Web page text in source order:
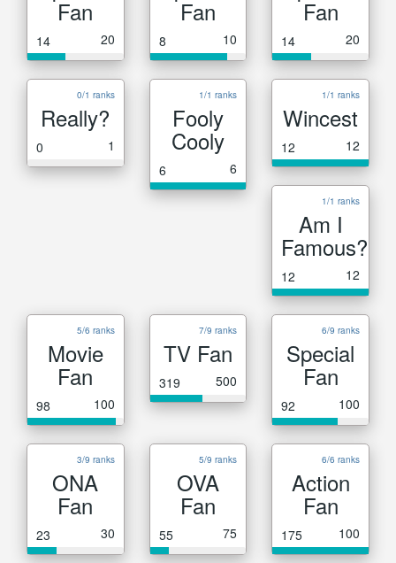
Fan
14 20
Fan
8 10
Fan
14 20
0/1 ranks
Really?
0 1
1/1 ranks
Fooly
Cooly
6 6
1/1 ranks
Wincest
12 12
1/1 ranks
Am I
Famous?
12 12
5/6 ranks
Movie
Fan
98 100
7/9 ranks
TV Fan
319 500
6/9 ranks
Special
Fan
92 100
3/9 ranks
ONA
Fan
23 30
5/9 ranks
OVA
Fan
55 75
6/6 ranks
Action
Fan
175 100